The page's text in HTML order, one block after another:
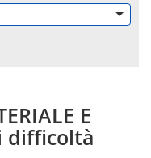
E
difficoltà